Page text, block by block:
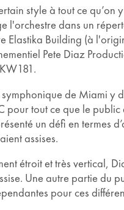
style à tout ce
dans un
Elastika Building (à
Pete Diaz
de Miami y
tout ce que le
un défi en termes
assises.
étroit et très vertical,
Une autre partie du
pour ces